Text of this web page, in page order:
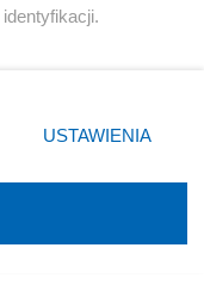
prywatności
zgody
się takiemu
USTAWIENIA